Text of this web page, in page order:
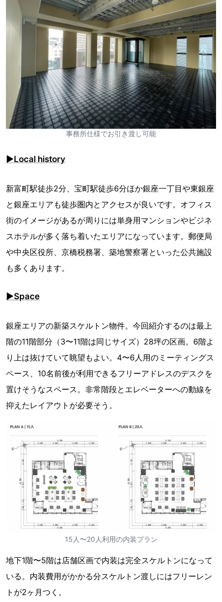
事務所仕様でお引き渡し可能
▶︎Local history
新富町駅徒歩2分、宝町駅徒歩6分ほか銀座一丁目や東銀座
と銀座エリアも徒歩圏内とアクセスが良いです。オフィス
街のイメージがあるが周りには単身用マンションやビジネ
スホテルが多く落ち着いたエリアになっています。郵便局
や中央区役所、京橋税務署、築地警察署といった公共施設
も多くあります。
▶︎Space
銀座エリアの新築スケルトン物件。今回紹介するのは最上
階の11階部分（3〜11階は同じサイズ）28坪の区画。6階よ
り上は抜けていて眺望もよい。4〜6人用のミーティングス
ペース、10名前後が利用できるフリーアドレスのデスクを
置けそうなスペース。非常階段とエレベーターへの動線を
抑えたレイアウトが必要そう。
15人〜20人利用の内装プラン
地下1階〜5階は店舗区画で内装は完全スケルトンになって
いる。内装費用がかかる分スケルトン渡しにはフリーレン
トが2ヶ月つく。